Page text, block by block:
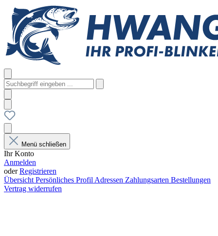
Menü schließen
Ihr Konto
Anmelden
oderRegistrieren
Übersicht Persönliches Profil Adressen Zahlungsarten Bestellungen
Vertrag widerrufen